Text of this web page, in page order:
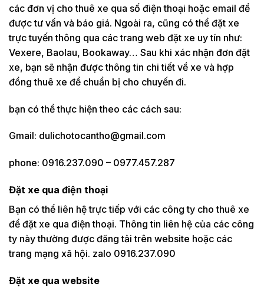
các đơn vị cho thuê xe qua số điện thoại hoặc email để
được tư vấn và báo giá. Ngoài ra, cũng có thể đặt xe
trực tuyến thông qua các trang web đặt xe uy tín như:
Vexere, Baolau, Bookaway… Sau khi xác nhận đơn đặt
xe, bạn sẽ nhận được thông tin chi tiết về xe và hợp
đồng thuê xe để chuẩn bị cho chuyến đi.
bạn có thể thực hiện theo các cách sau:
Gmail: dulichotocantho@gmail.com
phone: 0916.237.090 – 0977.457.287
Đặt xe qua điện thoại
Bạn có thể liên hệ trực tiếp với các công ty cho thuê xe
để đặt xe qua điện thoại. Thông tin liên hệ của các công
ty này thường được đăng tải trên website hoặc các
trang mạng xã hội. zalo 0916.237.090
Đặt xe qua website